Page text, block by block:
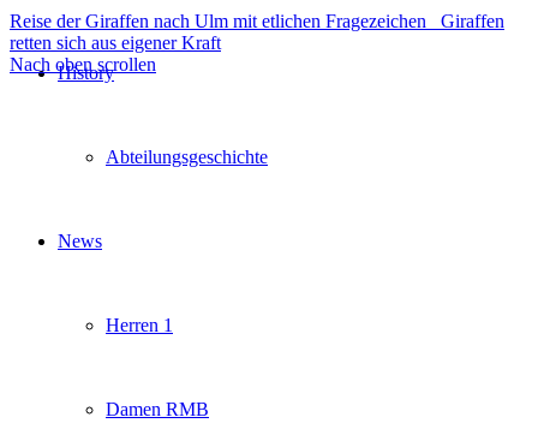
History
Abteilungsgeschichte
News
Herren 1
Damen RMB
Reise der Giraffen nach Ulm mit etlichen Fragezeichen
Giraffen
retten sich aus eigener Kraft
Nach oben scrollen